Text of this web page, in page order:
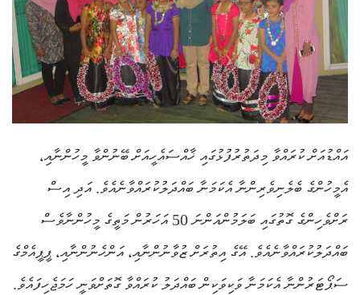
އައްޑުއަށް ކުރައްވާ މިދަތުރުފުޅުގައި ޚާއްސައެހީއަށް ބޭނުންވާ މީހުންނާއި،
އެމީހުންގެ ބެލެނިވެރިންނާ އެކަމަނާ ބައްދަލުކުރައްވާނެއެވެ. އަދި އިސް
ރަށްވެހިންގެ ގޮތުގައި ބަލަމުންއަންނަ 50 އަހަރުން މަތީގެ މީހުންނާވެސް
ބައްދަލުކުރައްވާނެއެވެ. އޭގެ އިތުރަށް ޒުވާނުންނާއި، އަންހެނުންނާއި، ޕީޕީއެމްގެ
ސަޕޯޓަރުންނާ އެކަމަނާ ވަކިވަކިން ބައްދަލު ކުރައްވާ ގޮތަށްވަނީ ހަމަޖެހިފައެވެ.